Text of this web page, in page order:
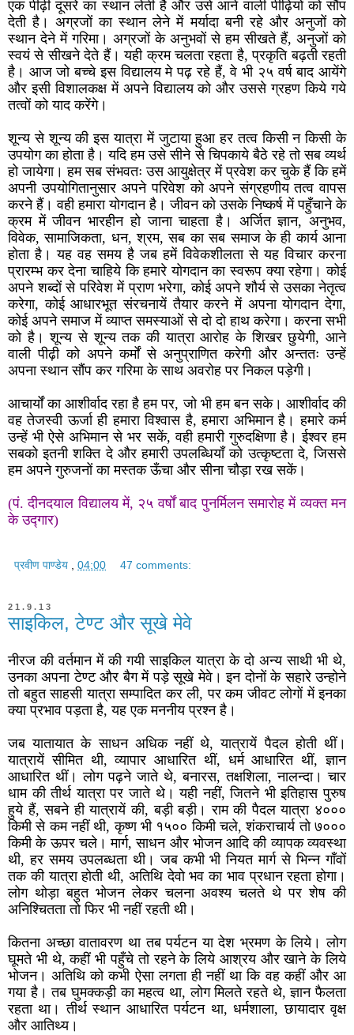
एक पीढ़ी दूसरे का स्थान लेती है और उसे आने वाली पीढ़ियों को सौंप
देती है। अग्रजों का स्थान लेने में मर्यादा बनी रहे और अनुजों को
स्थान देने में गरिमा। अग्रजों के अनुभवों से हम सीखते हैं, अनुजों को
स्वयं से सीखने देते हैं। यही क्रम चलता रहता है, प्रकृति बढ़ती रहती
है। आज जो बच्चे इस विद्यालय मे पढ़ रहे हैं, वे भी २५ वर्ष बाद आयेंगे
और इसी विशालकक्ष में अपने विद्यालय को और उससे ग्रहण किये गये
तत्वों को याद करेंगे।
शून्य से शून्य की इस यात्रा में जुटाया हुआ हर तत्व किसी न किसी के
उपयोग का होता है। यदि हम उसे सीने से चिपकाये बैठे रहे तो सब व्यर्थ
हो जायेगा। हम सब संभवतः उस आयुक्षेत्र में प्रवेश कर चुके हैं कि हमें
अपनी उपयोगितानुसार अपने परिवेश को अपने संग्रहणीय तत्व वापस
करने हैं। वही हमारा योगदान है। जीवन को उसके निष्कर्ष में पहुँचाने के
क्रम में जीवन भारहीन हो जाना चाहता है। अर्जित ज्ञान, अनुभव,
विवेक, सामाजिकता, धन, श्रम, सब का सब समाज के ही कार्य आना
होता है। यह वह समय है जब हमें विवेकशीलता से यह विचार करना
प्रारम्भ कर देना चाहिये कि हमारे योगदान का स्वरूप क्या रहेगा। कोई
अपने शब्दों से परिवेश में प्राण भरेगा, कोई अपने शौर्य से उसका नेतृत्व
करेगा, कोई आधारभूत संरचनायें तैयार करने में अपना योगदान देगा,
कोई अपने समाज में व्याप्त समस्याओं से दो दो हाथ करेगा। करना सभी
को है। शून्य से शून्य तक की यात्रा आरोह के शिखर छुयेगी, आने
वाली पीढ़ी को अपने कर्मों से अनुप्राणित करेगी और अन्ततः उन्हें
अपना स्थान सौंप कर गरिमा के साथ अवरोह पर निकल पड़ेगी।
आचार्यों का आशीर्वाद रहा है हम पर, जो भी हम बन सके। आशीर्वाद की
वह तेजस्वी ऊर्जा ही हमारा विश्वास है, हमारा अभिमान है। हमारे कर्म
उन्हें भी ऐसे अभिमान से भर सकें, वही हमारी गुरुदक्षिणा है। ईश्वर हम
सबको इतनी शक्ति दे और हमारी उपलब्धियाँ को उत्कृष्टता दे, जिससे
हम अपने गुरुजनों का मस्तक ऊँचा और सीना चौड़ा रख सकें।
(पं. दीनदयाल विद्यालय में, २५ वर्षों बाद पुनर्मिलन समारोह में व्यक्त मन
के उद्गार)
प्रवीण पाण्डेय 04:00 47 comments:
21.9.13
साइकिल, टेण्ट और सूखे मेवे
नीरज की वर्तमान में की गयी साइकिल यात्रा के दो अन्य साथी भी थे,
उनका अपना टेण्ट और बैग में पड़े सूखे मेवे। इन दोनों के सहारे उन्होने
तो बहुत साहसी यात्रा सम्पादित कर ली, पर कम जीवट लोगों में इनका
क्या प्रभाव पड़ता है, यह एक मननीय प्रश्न है।
जब यातायात के साधन अधिक नहीं थे, यात्रायें पैदल होती थीं।
यात्रायें सीमित थी, व्यापार आधारित थीं, धर्म आधारित थीं, ज्ञान
आधारित थीं। लोग पढ़ने जाते थे, बनारस, तक्षशिला, नालन्दा। चार
धाम की तीर्थ यात्रा पर जाते थे। यही नहीं, जितने भी इतिहास पुरुष
हुये हैं, सबने ही यात्रायें की, बड़ी बड़ी। राम की पैदल यात्रा ४०००
किमी से कम नहीं थी, कृष्ण भी १५०० किमी चले, शंकराचार्य तो ७०००
किमी के ऊपर चले। मार्ग, साधन और भोजन आदि की व्यापक व्यवस्था
थी, हर समय उपलब्धता थी। जब कभी भी नियत मार्ग से भिन्न गाँवों
तक की यात्रा होती थी, अतिथि देवो भव का भाव प्रधान रहता होगा।
लोग थोड़ा बहुत भोजन लेकर चलना अवश्य चलते थे पर शेष की
अनिश्चितता तो फिर भी नहीं रहती थी।
कितना अच्छा वातावरण था तब पर्यटन या देश भ्रमण के लिये। लोग
घूमते भी थे, कहीं भी पहुँचे तो रहने के लिये आश्रय और खाने के लिये
भोजन। अतिथि को कभी ऐसा लगता ही नहीं था कि वह कहीं और आ
गया है। तब घुमक्कड़ी का महत्व था, लोग मिलते रहते थे, ज्ञान फैलता
रहता था। तीर्थ स्थान आधारित पर्यटन था, धर्मशाला, छायादार वृक्ष
और आतिथ्य।